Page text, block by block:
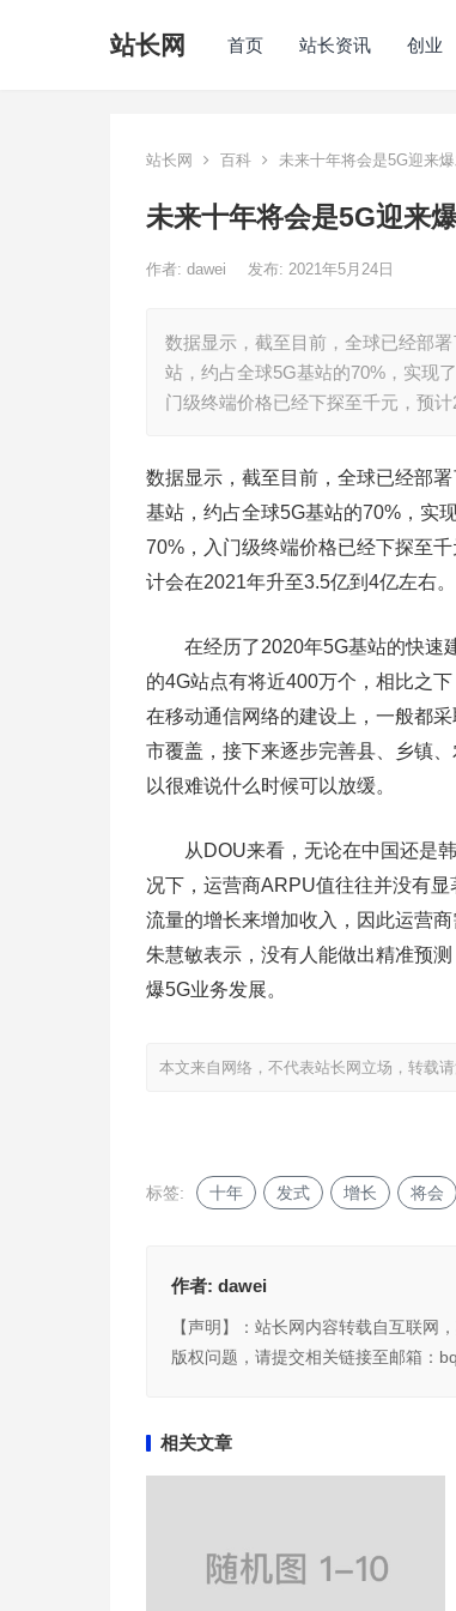
站长网 首页 站长资讯 创业
站长网 百科 未来十年将会是5G迎来
未来十年将会是5G迎来
作者: dawei 发布: 2021年5月24日
数据显示，截至目前，全球已经部
站，约占全球5G基站的70%，实现
门级终端价格已经下探至千元，预
数据显示，截至目前，全球已经部
基站，约占全球5G基站的70%，实
70%，入门级终端价格已经下探至
计会在2021年升至3.5亿到4亿左右。
在经历了2020年5G基站的快速建
的4G站点有将近400万个，相比之
在移动通信网络的建设上，一般都
市覆盖，接下来逐步完善县、乡镇
以很难说什么时候可以放缓。
从DOU来看，无论在中国还是韩
况下，运营商ARPU值往往并没有
流量的增长来增加收入，因此运营
朱慧敏表示，没有人能做出精准预测
爆5G业务发展。
本文来自网络，不代表站长网立场，转载请
标签: 十年 发式 增长 将会
作者: dawei
【声明】：站长网内容转载自互联网
版权问题，请提交相关链接至邮箱：
相关文章